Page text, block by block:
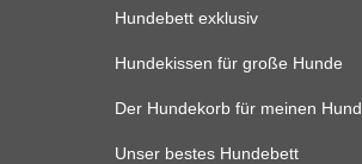
Hundebett exklusiv
Hundekissen für große Hunde
Der Hundekorb für meinen Hund
Unser bestes Hundebett